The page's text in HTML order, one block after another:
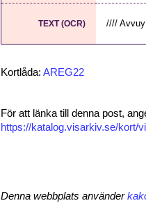
TEXT (OCR) ////
Kortlåda: AREG22
För att länka till denna post,
https://katalog.visarkiv.se/kort/
Denna webbplats använder